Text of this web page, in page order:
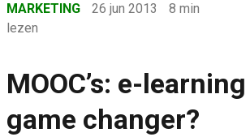
›
Marketing
›
MARKETING 26 jun 2013
8 min
lezen
MOOC’s: e-
game changer?